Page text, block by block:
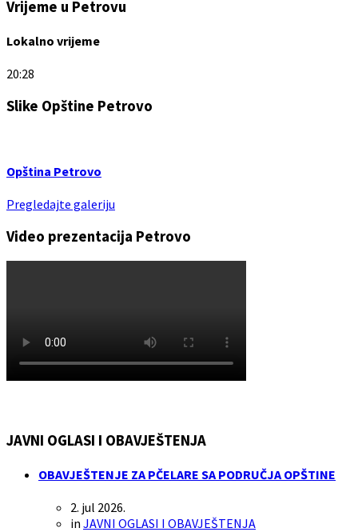
Vrijeme u Petrovu
Lokalno vrijeme
20:28
Slike Opštine Petrovo
Opština Petrovo
Pregledajte galeriju
Video prezentacija Petrovo
JAVNI OGLASI I OBAVJEŠTENJA
OBAVJEŠTENJE ZA PČELARE SA PODRUČJA OPŠTINE
2. jul 2026.
in JAVNI OGLASI I OBAVJEŠTENJA